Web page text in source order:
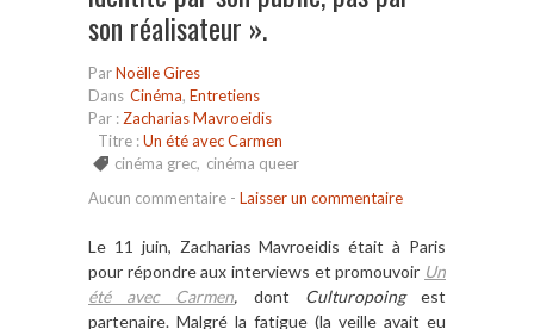
son réalisateur ».
ParNoëlle Gires
Dans Cinéma, Entretiens
Par :Zacharias Mavroeidis
Titre :Un été avec Carmen
cinéma grec, cinéma queer
Aucun commentaire - Laisser un commentaire
Le 11 juin, Zacharias Mavroeidis était à Paris
pour répondre aux interviews et promouvoir Un
été avec Carmen, dont Culturopoingest
partenaire. Malgré la fatigue (la veille avait eu